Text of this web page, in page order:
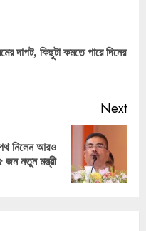
দাপট, কিছুটা কমতে পারে দিনের
Next
নিলেন আরও
জন নতুন মন্ত্রী